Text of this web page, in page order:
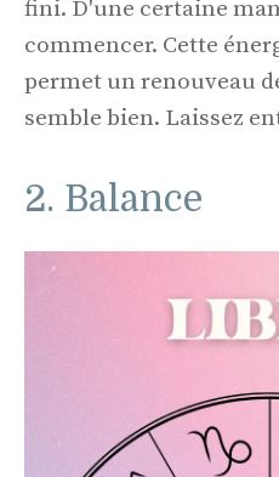
fini. D'une certaine
commencer. Cette
permet un renouveau
semble bien. Laissez
2. Balance